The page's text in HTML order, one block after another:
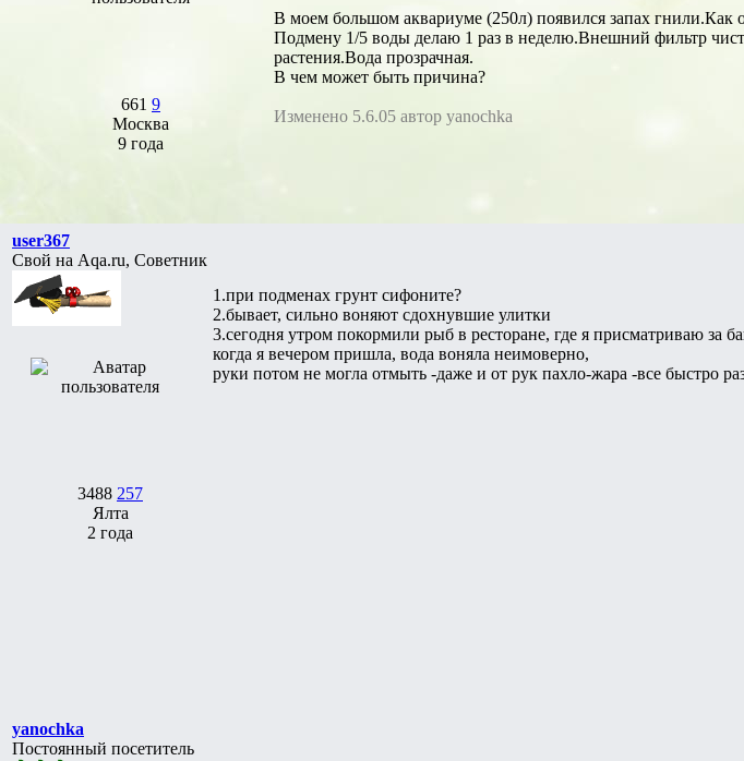
661 9
Москва
9 года
В моем большом аквариуме (250л) появился запах гнили.Как
Подмену 1/5 воды делаю 1 раз в неделю.Внешний фильтр
растения.Вода прозрачная.
В чем может быть причина?
Изменено 5.6.05 автор yanochka
user367
Свой на Aqa.ru, Советник
3488 257
Ялта
2 года
1.при подменах грунт сифоните?
2.бывает, сильно воняют сдохнувшие улитки
3.сегодня утром покормили рыб в ресторане, где я присматриваю за
когда я вечером пришла, вода воняла неимоверно,
руки потом не могла отмыть -даже и от рук пахло-жара -все быстро
yanochka
Постоянный посетитель